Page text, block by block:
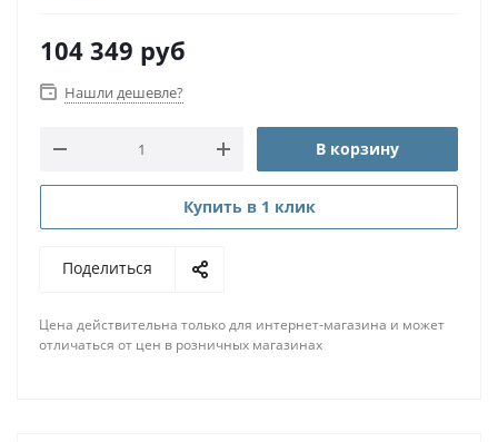
104 349 руб
Нашли дешевле?
В корзину
Купить в 1 клик
Поделиться
Цена действительна только для интернет-магазина и может
отличаться от цен в розничных магазинах